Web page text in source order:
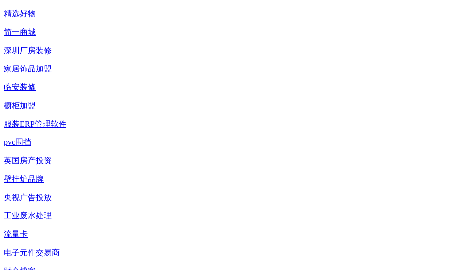
精选好物
简一商城
深圳厂房装修
家居饰品加盟
临安装修
橱柜加盟
服装ERP管理软件
pvc围挡
英国房产投资
壁挂炉品牌
央视广告投放
工业废水处理
流量卡
电子元件交易商